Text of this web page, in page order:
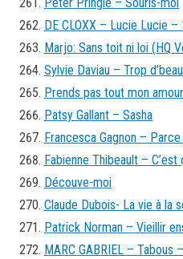
DE CLOXX – Lucie Lucie –
Marjo: Sans toit ni loi (HQ
Sylvie Daviau – Trop
Prends pas tout mon amour
Patsy Gallant – Sasha
Francesca Gagnon –
Fabienne Thibeault – C’est
Découve-moi
Claude Dubois- La vie à la
Patrick Norman – Vieillir
MARC GABRIEL – Tabous